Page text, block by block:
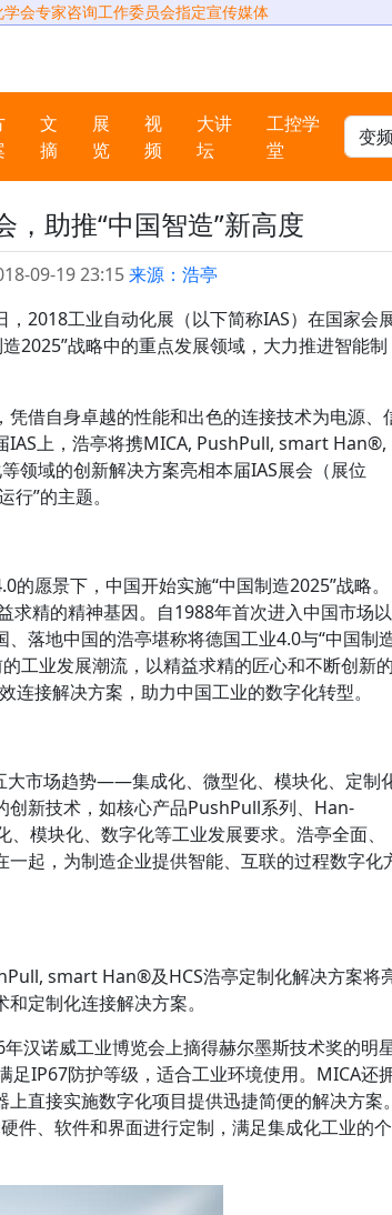
会专家咨询工作委员会指定宣传媒体
文
摘
展
览
视
频
大讲
坛
工控学
堂
助推“中国智造”新高度
09-19 23:15来源：浩亭
2018工业自动化展（以下简称IAS）在国家会
2025”战略中的重点发展领域，大力推进智能制
借自身卓越的性能和出色的连接技术为电源、
IAS上，浩亭将携MICA, PushPull, smart Han®,
领域的创新解决方案亮相本届IAS展会（展位
”的主题。
愿景下，中国开始实施“中国制造2025”战略。
求精的精神基因。自1988年首次进入中国市场以
落地中国的浩亭堪称将德国工业4.0与“中国制
工业发展潮流，以精益求精的匠心和不断创新的
接解决方案，助力中国工业的数字化转型。
大市场趋势——集成化、微型化、模块化、定制
创新技术，如核心产品PushPull系列、Han-
模块化、数字化等工业发展要求。浩亭全面、
起，为制造企业提供智能、互联的过程数字化
smart Han®及HCS浩亭定制化解决方案将
定制化连接解决方案。
汉诺威工业博览会上摘得赫尔墨斯技术奖的明
IP67防护等级，适合工业环境使用。MICA还
直接实施数字化项目提供迅捷简便的解决方案。
件、软件和界面进行定制，满足集成化工业的个